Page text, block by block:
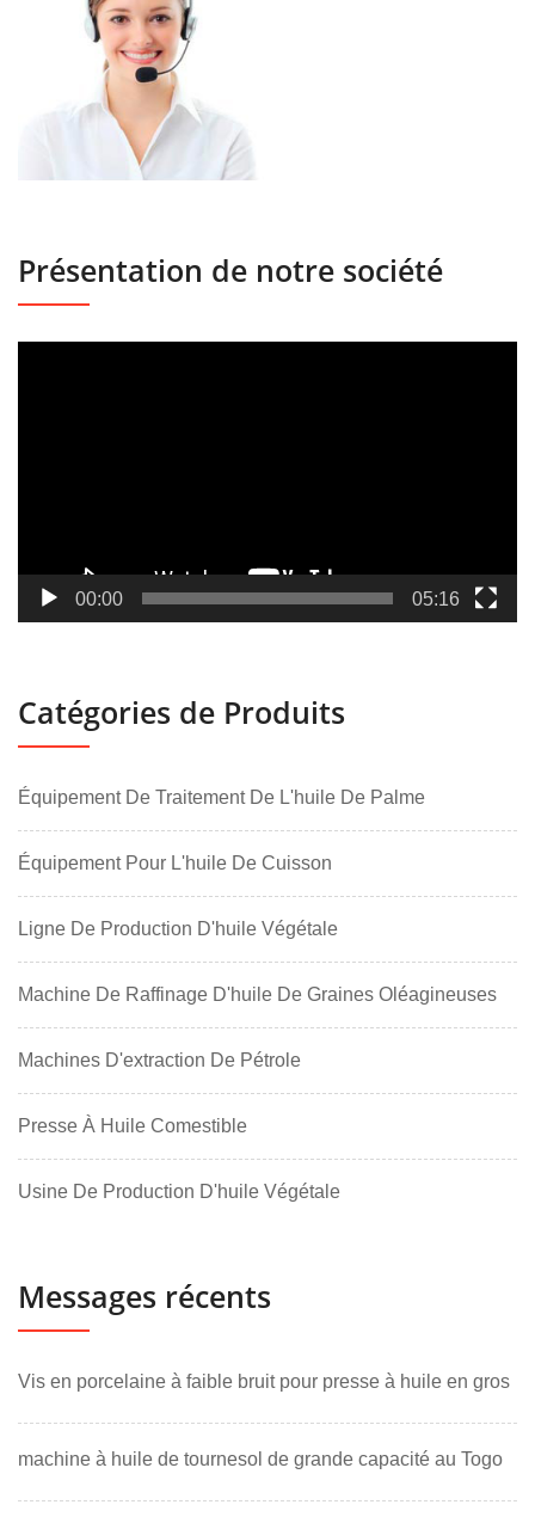
Présentation de notre société
00:00 05:16
Catégories de Produits
Équipement De Traitement De L'huile De Palme
Équipement Pour L'huile De Cuisson
Ligne De Production D'huile Végétale
Machine De Raffinage D'huile De Graines Oléagineuses
Machines D'extraction De Pétrole
Presse À Huile Comestible
Usine De Production D'huile Végétale
Messages récents
Vis en porcelaine à faible bruit pour presse à huile en gros
machine à huile de tournesol de grande capacité au Togo